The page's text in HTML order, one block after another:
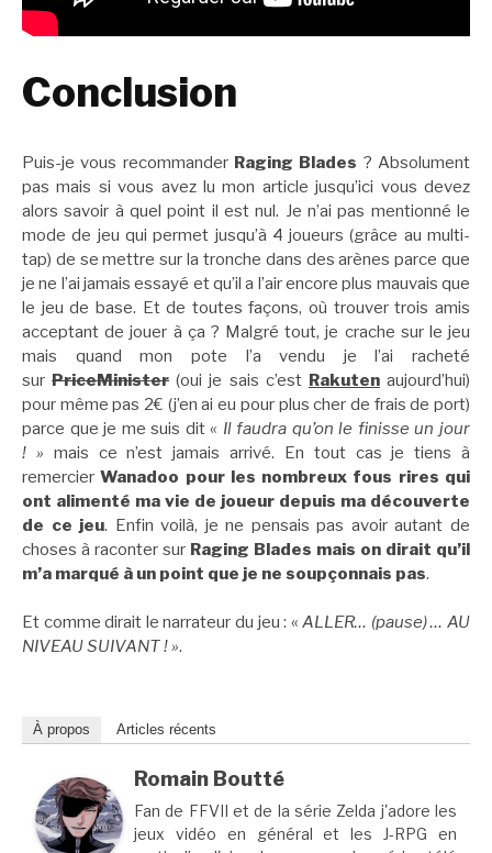
Conclusion
Puis-je vous recommander Raging Blades ? Absolument
pas mais si vous avez lu mon article jusqu’ici vous devez
alors savoir à quel point il est nul. Je n’ai pas mentionné le
mode de jeu qui permet jusqu’à 4 joueurs (grâce au multi-
tap) de se mettre sur la tronche dans des arènes parce que
je ne l’ai jamais essayé et qu’il a l’air encore plus mauvais que
le jeu de base. Et de toutes façons, où trouver trois amis
acceptant de jouer à ça ? Malgré tout, je crache sur le jeu
mais quand mon pote l’a vendu je l’ai racheté
surPriceMinister (oui je sais c’est Rakutenaujourd’hui)
pour même pas 2€ (j’en ai eu pour plus cher de frais de port)
parce que je me suis dit « Il faudra qu’on le finisse un jour
! » mais ce n’est jamais arrivé. En tout cas je tiens à
remercierWanadoo pour les nombreux fous rires qui
ont alimenté ma vie de joueur depuis ma découverte
de ce jeu. Enfin voilà, je ne pensais pas avoir autant de
choses à raconter sur Raging Blades mais on dirait qu’il
m’a marqué à un point que je ne soupçonnais pas.
Et comme dirait le narrateur du jeu : «ALLER… (pause) … AU
NIVEAU SUIVANT ! ».
À propos Articles récents
Romain Boutté
Fan de FFVII et de la série Zelda j'adore les
jeux vidéo en général et les J-RPG en